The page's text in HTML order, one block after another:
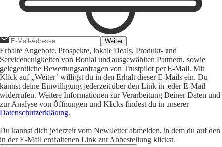
Weiter
Erhalte Angebote, Prospekte, lokale Deals, Produkt- und
Serviceneuigkeiten von Bonial und ausgewählten Partnern, sowie
gelegentliche Bewertungsanfragen von Trustpilot per E-Mail. Mit
Klick auf „Weiter" willigst du in den Erhalt dieser E-Mails ein. Du
kannst deine Einwilligung jederzeit über den Link in jeder E-Mail
widerrufen. Weitere Informationen zur Verarbeitung Deiner Daten und
zur Analyse von Öffnungen und Klicks findest du in unserer
Datenschutzerklärung.
Du kannst dich jederzeit vom Newsletter abmelden, in dem du auf den
in der E-Mail enthaltenen Link zur Abbestellung klickst.